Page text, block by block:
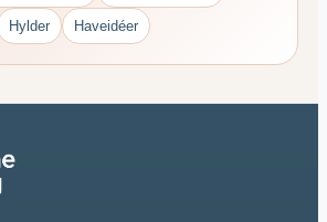
Hylder Haveidéer